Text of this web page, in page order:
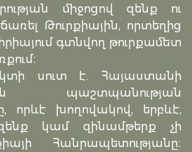
միջոցով զենք ու
Թուրքիային, որտեղից
գտնվող թուրքամետ
սուտ է. Հայաստանի
պաշտպանության
որևէ խողովակով, երբևէ,
կամ զինամթերք չի
Հանրապետությանը։